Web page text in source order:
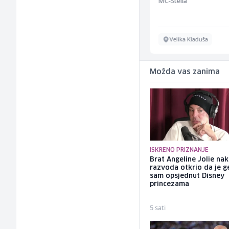
Velika Kladuša
Možda vas zanima
ISKRENO PRIZNANJE
Brat Angeline Jolie
razvoda otkrio da je
sam opsjednut Disney
princezama
5 sati